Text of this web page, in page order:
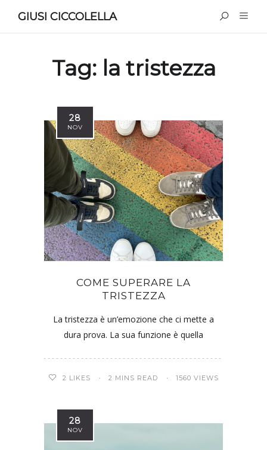
GIUSI CICCOLELLA
Tag: la tristezza
28
NOV
COME SUPERARE LA
TRISTEZZA
La tristezza è un’emozione che ci mette a
dura prova. La sua funzione è quella
2 LIKES 2 MINS READ 1560 VIEWS
28
NOV